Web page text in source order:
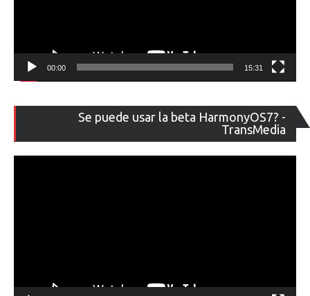
00:00 15:31
Se puede usar la beta HarmonyOS7? -
TransMedia
de